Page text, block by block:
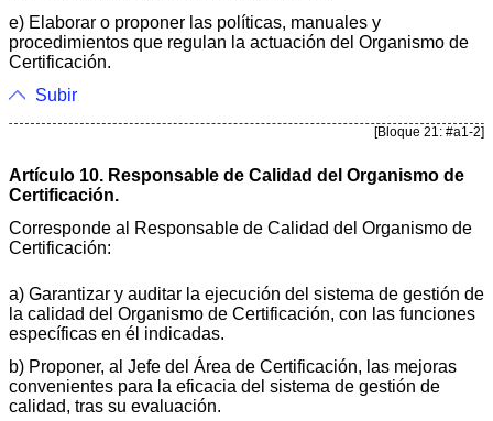
e) Elaborar o proponer las políticas, manuales y
procedimientos que regulan la actuación del Organismo de
Certificación.
Subir
[Bloque 21: #a1-2]
Artículo 10. Responsable de Calidad del Organismo de
Certificación.
Corresponde al Responsable de Calidad del Organismo de
Certificación:
a) Garantizar y auditar la ejecución del sistema de gestión de
la calidad del Organismo de Certificación, con las funciones
específicas en él indicadas.
b) Proponer, al Jefe del Área de Certificación, las mejoras
convenientes para la eficacia del sistema de gestión de
calidad, tras su evaluación.